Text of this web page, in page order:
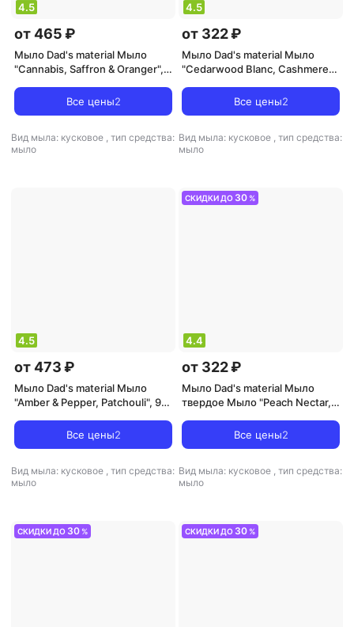
4.5
от 465 ₽
Мыло Dad's material Мыло
"Cannabis, Saffron & Oranger",
Все цены2
Вид мыла: кусковое , тип средства:
мыло
4.5
от 322 ₽
Мыло Dad's material Мыло
"Cedarwood Blanc, Cashmere
Все цены2
Вид мыла: кусковое , тип средства:
мыло
4.5
от 473 ₽
Мыло Dad's material Мыло
"Amber & Pepper, Patchouli", 90
Все цены2
Вид мыла: кусковое , тип средства:
мыло
СКИДКИ ДО 30 %
4.4
от 322 ₽
Мыло Dad's material Мыло
твердое Мыло "Peach Nectar,
Все цены2
Вид мыла: кусковое , тип средства:
мыло
СКИДКИ ДО 30 % СКИДКИ ДО 30 %